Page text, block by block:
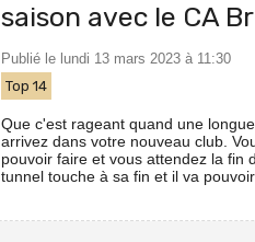
saison avec le CA
Publié le lundi 13 mars 2023 à 11:30
Top 14
Que c'est rageant quand une
arrivez dans votre nouveau club.
pouvoir faire et vous attendez la fin
tunnel touche à sa fin et il va pouvoir